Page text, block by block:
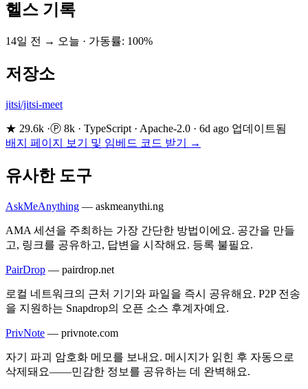
헬스 기록
14일 전 → 오늘 · 가동률: 100%
저장소
jitsi/jitsi-meet
★ 29.6k ·Ⓟ 8k · TypeScript · Apache-2.0 · 6d ago 업데이트됨
배지 페이지 보기 및 임베드 코드 받기 →
유사한 도구
AskMeAnything — askmeanythi.ng
AMA 세션을 주최하는 가장 간단한 방법이에요. 공간을 만들
고, 링크를 공유하고, 답변을 시작해요. 등록 불필요.
PairDrop — pairdrop.net
로컬 네트워크의 근처 기기와 파일을 즉시 공유해요. P2P 전송
을 지원하는 Snapdrop의 오픈 소스 후계자예요.
PrivNote — privnote.com
자기 파괴 암호화 메모를 보내요. 메시지가 읽힌 후 자동으로
삭제돼요——민감한 정보를 공유하는 데 완벽해요.